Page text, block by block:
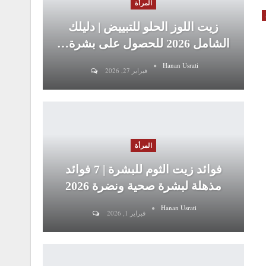
المرأة
زيت اللوز الحلو للتبييض | دليلك
الشامل 2026 للحصول على بشرة…
Hanan Usrati
فبراير 27, 2026
المرأة
فوائد زيت الثوم للبشرة | 7 فوائد
مذهلة لبشرة صحية ونضرة 2026
Hanan Usrati
فبراير 1, 2026